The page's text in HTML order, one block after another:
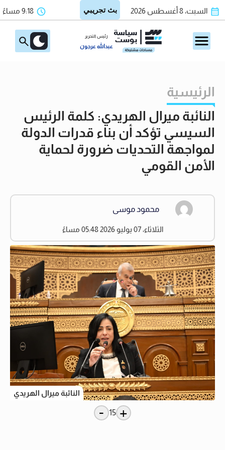
السبت، 8 أغسطس 2026 9:18 مساءً
رئيس التحرير
عبدالله عرجون
الرئيسية
النائبة ميرال الهريدي: كلمة الرئيس
السيسي تؤكد أن بناء قدرات الدولة
لمواجهة التحديات ضرورة لحماية
الأمن القومي
محمود موسى
الثلاثاء، 07 يوليو 2026 05:48 مساءً
النائبة ميرال الهريدي
+
15
-